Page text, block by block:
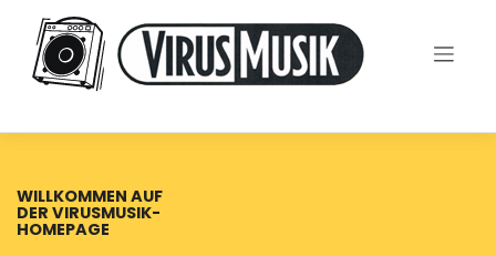
content
WILLKOMMEN AUF
DER VIRUSMUSIK-
HOMEPAGE